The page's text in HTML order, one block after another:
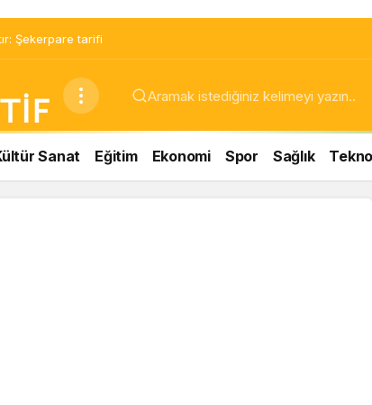
Şekerpare tarifi
Sanat Eğitim Ekonomi Spor Sağlık